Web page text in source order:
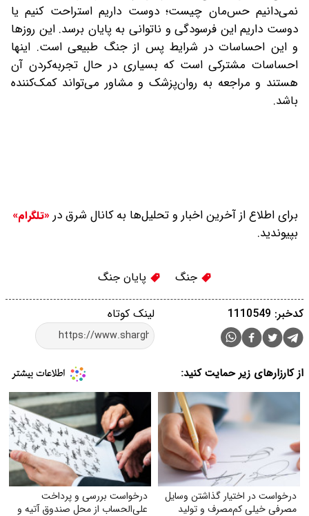
نمی‌دانیم حس‌مان چیست؛ ‌دوست داریم استراحت کنیم یا
دوست داریم این فرسودگی و ناتوانی به پایان برسد. این روزها
و این احساسات در شرایط پس از جنگ طبیعی است. اینها
احساسات مشترکی است که بسیاری در حال تجربه‌کردن آن
هستند و مراجعه به روان‌پزشک و مشاور می‌تواند کمک‌کننده
باشد‌.
برای اطلاع از آخرین اخبار و تحلیل‌ها به کانال شرق در «تلگرام»
بپیوندید.
جنگ پایان جنگ
لینک کوتاه کدخبر: 1110549
از کارزارهای زیر حمایت کنید:
درخواست در اختیار گذاشتن وسایل
مصرفی خیلی کم‌مصرف و تولید
درخواست بررسی و پرداخت
علی‌الحساب از محل صندوق آتیه و